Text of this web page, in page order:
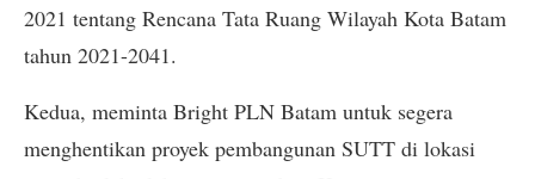
2021 tentang Rencana Tata Ruang Wilayah Kota Batam
tahun 2021-2041.
Kedua, meminta Bright PLN Batam untuk segera
menghentikan proyek pembangunan SUTT di lokasi